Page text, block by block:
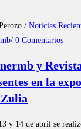
/ Noticias
/ 0 Comentarios
y
en la
y 14 de abril se